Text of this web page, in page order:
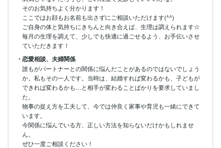
そのお気持ちよく分かります！
ここではお顔もお名前も出さずにご相談いただけます(^^)
ご自身の体と気持ちにきちんと向き合えば、生理は調えられます☆
毎月の生理を調えて、少しでも快適に過ごせるよう、お手伝いさせ
ていただきます！
・恋愛相談、夫婦関係
誰もがパートナーとの関係に悩んだことがあるのではないでしょう
か。私もその一人です。当時は、結婚すれば変わるかも、子どもが
できれば変わるかも…と相手が変わることばかりを要求していまし
た。
物事の捉え方を工夫して、今では仲良く家事や育児も一緒にできて
います。
今関係に悩んでいる方、正しい方法を知らないだけかもしれませ
ん。
ぜひ一度ご相談ください！